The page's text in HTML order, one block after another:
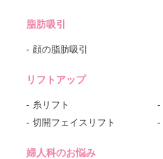
脂肪吸引
顔の脂肪吸引
リフトアップ
糸リフト
切開フェイスリフト
婦人科のお悩み